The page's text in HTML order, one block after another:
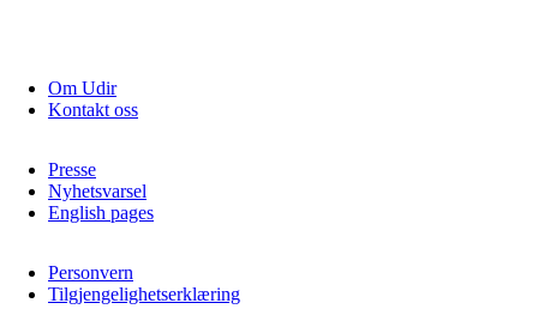
Om Udir
Kontakt oss
Presse
Nyhetsvarsel
English pages
Personvern
Tilgjengelighetserklæring